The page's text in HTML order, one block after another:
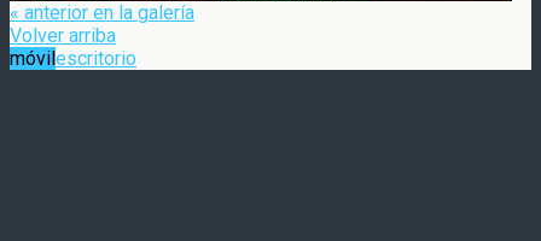
« anterior en la galería
Volver arriba
móvilescritorio